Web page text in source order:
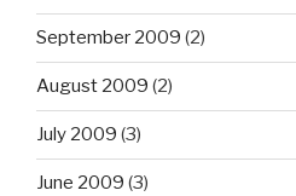
September 2009 (2)
August 2009 (2)
July 2009 (3)
June 2009 (3)